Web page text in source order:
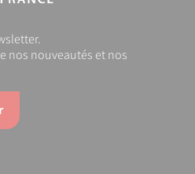
nos nouveautés et nos